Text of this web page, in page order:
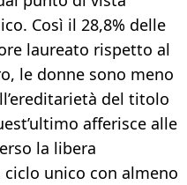
Così il 28,8% delle
laureato rispetto al
le donne sono meno
del titolo
afferisce alle
la libera
unico con almeno